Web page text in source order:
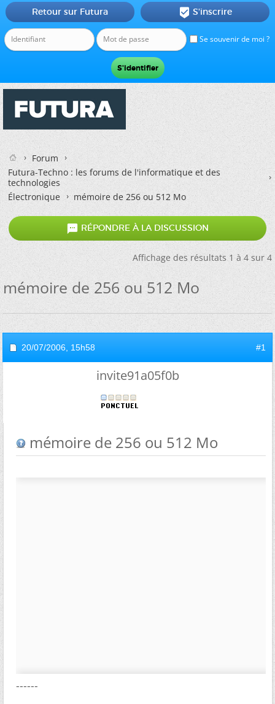
Se souvenir de moi ?
Retour sur Futura  S'inscrire
Forum
Futura-Techno : les forums de l'informatique et des
technologies
Électronique
mémoire de 256 ou 512 Mo
 RÉPONDRE À LA DISCUSSION
Affichage des résultats 1 à 4 sur 4
mémoire de 256 ou 512 Mo
20/07/2006, 15h58 #1
invite91a05f0b
mémoire de 256 ou 512 Mo
------